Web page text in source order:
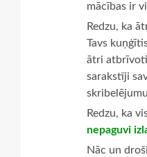
mācības ir
Redzu, ka
Tavs
ātri
sarakstīji
Redzu, ka
nepaguvi
Nāc un